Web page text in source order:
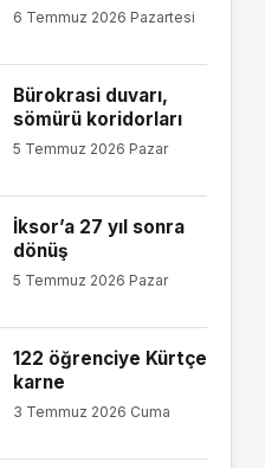
6 Temmuz 2026 Pazartesi
Bürokrasi duvarı,
sömürü koridorları
5 Temmuz 2026 Pazar
İksor’a 27 yıl sonra
dönüş
5 Temmuz 2026 Pazar
122 öğrenciye Kürtçe
karne
3 Temmuz 2026 Cuma